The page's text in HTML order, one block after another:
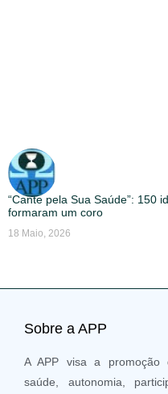
“Cante pela Sua Saúde”: 150
formaram um coro
18 Maio, 2026
Sobre a APP
A APP visa a promoção
saúde, autonomia,